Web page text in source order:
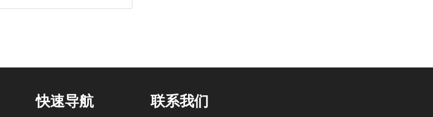
目》，此项目为移动援助建设···
快速导航 联系我们